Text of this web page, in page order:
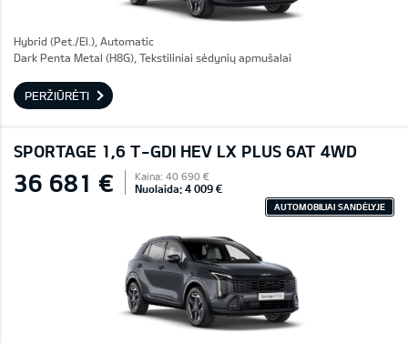
Hybrid (Pet./El.), Automatic
Dark Penta Metal (H8G), Tekstiliniai sėdynių apmušalai
PERŽIŪRĖTI
SPORTAGE 1,6 T-GDI HEV LX PLUS 6AT 4WD
36 681 € Kaina: 40 690 €
Nuolaida: 4 009 €
AUTOMOBILIAI SANDĖLYJE